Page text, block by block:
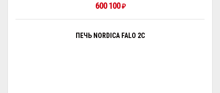
600 100₽
ПЕЧЬ NORDICA FALO 2C